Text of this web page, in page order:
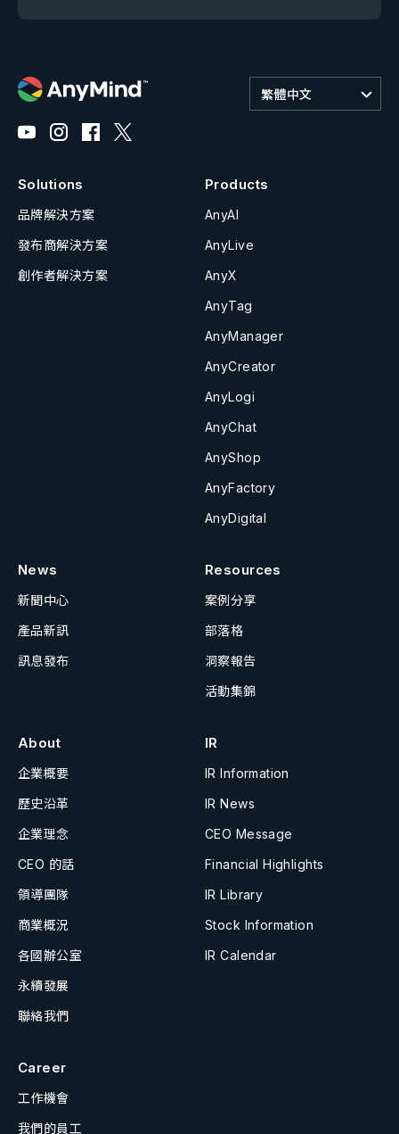
繁體中文
Solutions
品牌解決方案
發布商解決方案
創作者解決方案
Products
AnyAI
AnyLive
AnyX
AnyTag
AnyManager
AnyCreator
AnyLogi
AnyChat
AnyShop
AnyFactory
AnyDigital
News
新聞中心
產品新訊
訊息發布
Resources
案例分享
部落格
洞察報告
活動集錦
About
企業概要
歷史沿革
企業理念
CEO 的話
領導團隊
商業概況
各國辦公室
永續發展
聯絡我們
IR
IR Information
IR News
CEO Message
Financial Highlights
IR Library
Stock Information
IR Calendar
Career
工作機會
我們的員工